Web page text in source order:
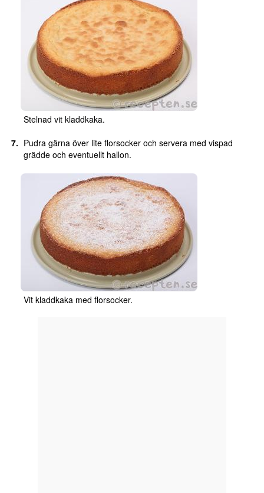
Stelnad vit kladdkaka.
Pudra gärna över lite florsocker och servera med vispad
grädde och eventuellt hallon.
Vit kladdkaka med florsocker.